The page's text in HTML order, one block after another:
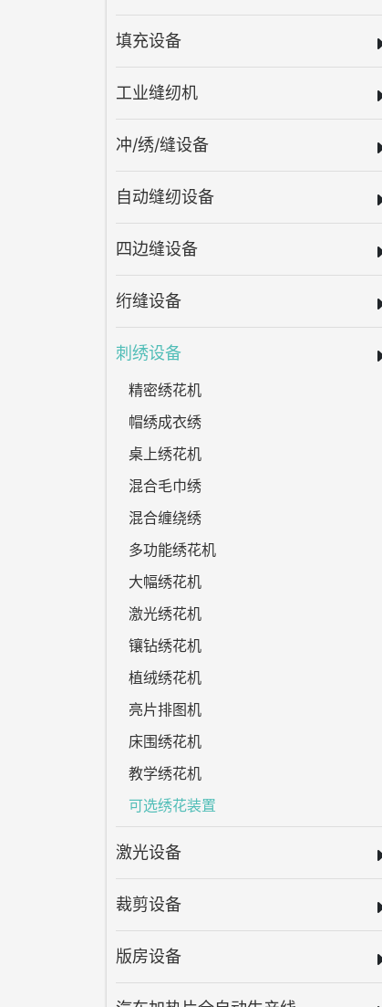
填充设备
工业缝纫机
冲/绣/缝设备
自动缝纫设备
四边缝设备
绗缝设备
刺绣设备
精密绣花机
帽绣成衣绣
桌上绣花机
混合毛巾绣
混合缠绕绣
多功能绣花机
大幅绣花机
激光绣花机
镶钻绣花机
植绒绣花机
亮片排图机
床围绣花机
教学绣花机
可选绣花装置
激光设备
裁剪设备
版房设备